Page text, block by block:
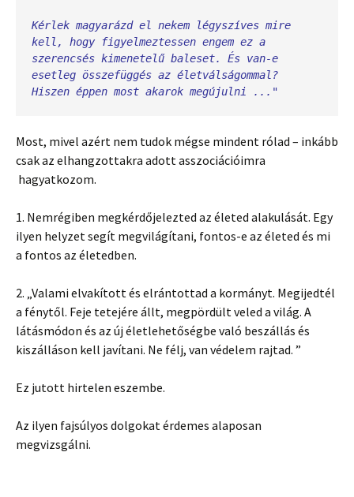
Kérlek magyarázd el nekem légyszíves mire
kell, hogy figyelmeztessen engem ez a
szerencsés kimenetelű baleset. És van-e
esetleg összefüggés az életválságommal?
Hiszen éppen most akarok megújulni ..."
Most, mivel azért nem tudok mégse mindent rólad – inkább
csak az elhangzottakra adott asszociációimra
hagyatkozom.
1. Nemrégiben megkérdőjelezted az életed alakulását. Egy
ilyen helyzet segít megvilágítani, fontos-e az életed és mi
a fontos az életedben.
2. „Valami elvakított és elrántottad a kormányt. Megijedtél
a fénytől. Feje tetejére állt, megpördült veled a világ. A
látásmódon és az új életlehetőségbe való beszállás és
kiszálláson kell javítani. Ne félj, van védelem rajtad. ”
Ez jutott hirtelen eszembe.
Az ilyen fajsúlyos dolgokat érdemes alaposan
megvizsgálni.